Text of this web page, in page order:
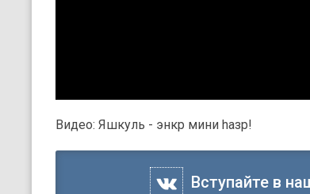
Видео: Яшкуль - энкр мини hазр!
Вступайте в